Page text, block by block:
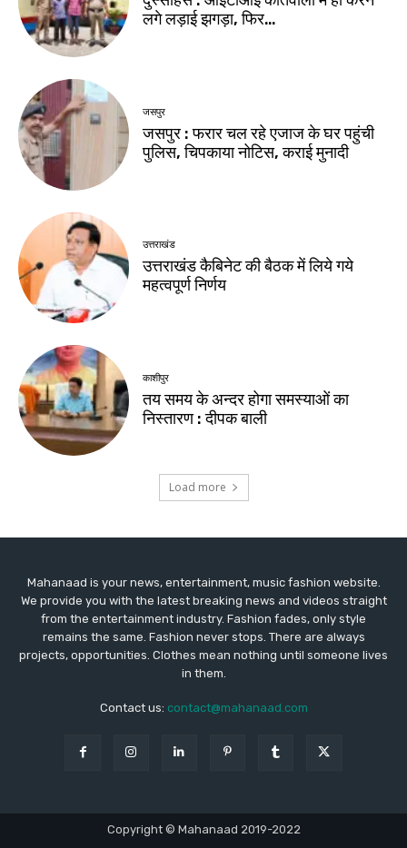
Mahanaad is your news, entertainment, music fashion website.
We provide you with the latest breaking news and videos straight
from the entertainment industry. Fashion fades, only style
remains the same. Fashion never stops. There are always
projects, opportunities. Clothes mean nothing until someone lives
in them.
Contact us: contact@mahanaad.com
Copyright © Mahanaad 2019-2022